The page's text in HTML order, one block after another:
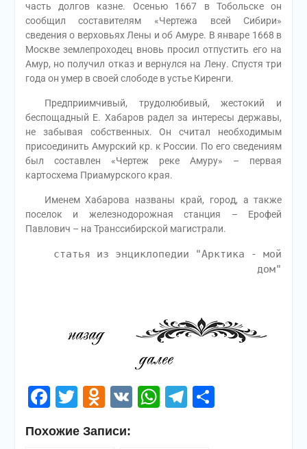
часть долгов казне. Осенью 1667 в Тобольске он
сообщил составителям «Чертежа всей Сибири»
сведения о верховьях Лены и об Амуре. В январе 1668 в
Москве землепроходец вновь просил отпустить его на
Амур, но получил отказ и вернулся на Лену. Спустя три
года он умер в своей слободе в устье Киренги.
Предприимчивый, трудолюбивый, жестокий и
беспощадный Е. Хабаров радел за интересы державы,
не забывая собственных. Он считал необходимым
присоединить Амурский кр. к России. По его сведениям
был составлен «Чертеж реке Амуру» – первая
картосхема Приамурского края.
Именем Хабарова названы край, город, а также
поселок и железнодорожная станция – Ерофей
Павлович – на Транссибирской магистрали.
статья из энциклопедии "Арктика - мой
дом"
Facebook
Twitter
Odnoklassniki
VKWhatsApp
Telegram
Похожие Записи: